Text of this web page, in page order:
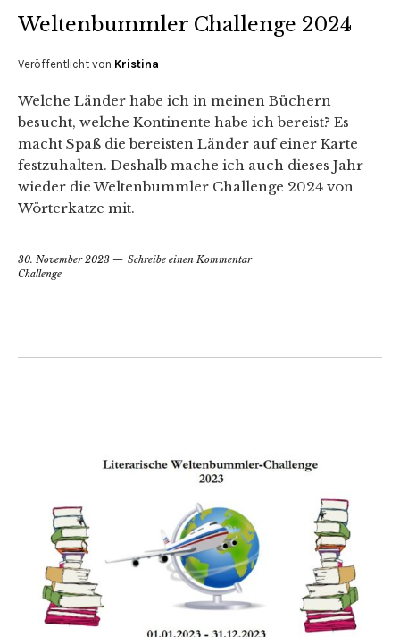
Weltenbummler Challenge 2024
Veröffentlicht von Kristina
Welche Länder habe ich in meinen Büchern
besucht, welche Kontinente habe ich bereist? Es
macht Spaß die bereisten Länder auf einer Karte
festzuhalten. Deshalb mache ich auch dieses Jahr
wieder die Weltenbummler Challenge 2024 von
Wörterkatze mit.
30. November 2023
Schreibe einen Kommentar
Challenge